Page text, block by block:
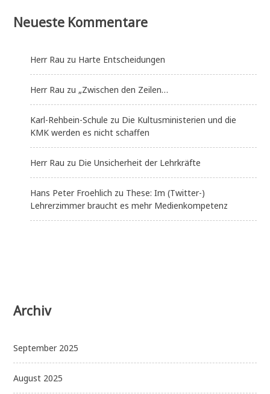
Neueste Kommentare
Herr Rau zu Harte Entscheidungen
Herr Rau zu „Zwischen den Zeilen…
Karl-Rehbein-Schule zu Die Kultusministerien und die
KMK werden es nicht schaffen
Herr Rau zu Die Unsicherheit der Lehrkräfte
Hans Peter Froehlich zu These: Im (Twitter-)
Lehrerzimmer braucht es mehr Medienkompetenz
Archiv
September 2025
August 2025